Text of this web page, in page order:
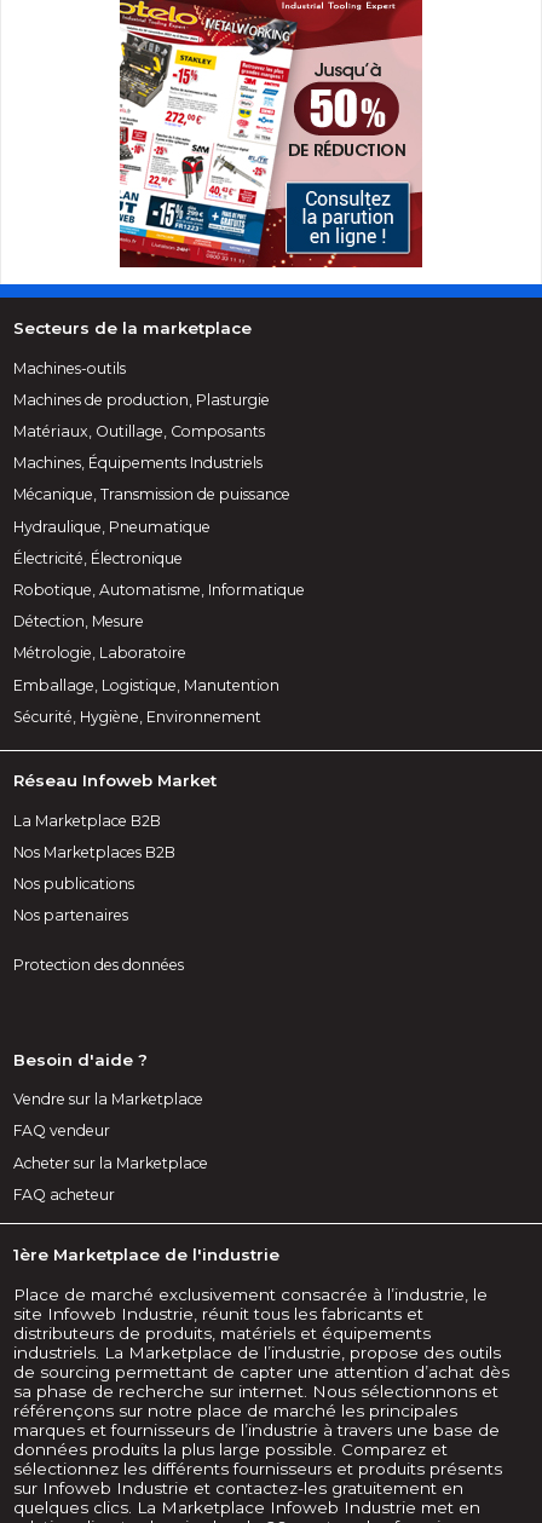
Secteurs de la marketplace
Machines-outils
Machines de production, Plasturgie
Matériaux, Outillage, Composants
Machines, Équipements Industriels
Mécanique, Transmission de puissance
Hydraulique, Pneumatique
Électricité, Électronique
Robotique, Automatisme, Informatique
Détection, Mesure
Métrologie, Laboratoire
Emballage, Logistique, Manutention
Sécurité, Hygiène, Environnement
Réseau Infoweb Market
La Marketplace B2B
Nos Marketplaces B2B
Nos publications
Nos partenaires
Protection des données
Besoin d'aide ?
Vendre sur la Marketplace
FAQ vendeur
Acheter sur la Marketplace
FAQ acheteur
1ère Marketplace de l'industrie
Place de marché exclusivement consacrée à l’industrie, le
site Infoweb Industrie, réunit tous les fabricants et
distributeurs de produits, matériels et équipements
industriels. La Marketplace de l’industrie, propose des outils
de sourcing permettant de capter une attention d’achat dès
sa phase de recherche sur internet. Nous sélectionnons et
référençons sur notre place de marché les principales
marques et fournisseurs de l’industrie à travers une base de
données produits la plus large possible. Comparez et
sélectionnez les différents fournisseurs et produits présents
sur Infoweb Industrie et contactez-les gratuitement en
quelques clics. La Marketplace Infoweb Industrie met en